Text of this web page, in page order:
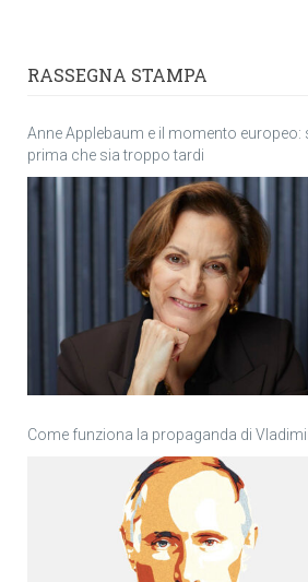
RASSEGNA STAMPA
Anne Applebaum e il momento europeo:
prima che sia troppo tardi
Come funziona la propaganda di